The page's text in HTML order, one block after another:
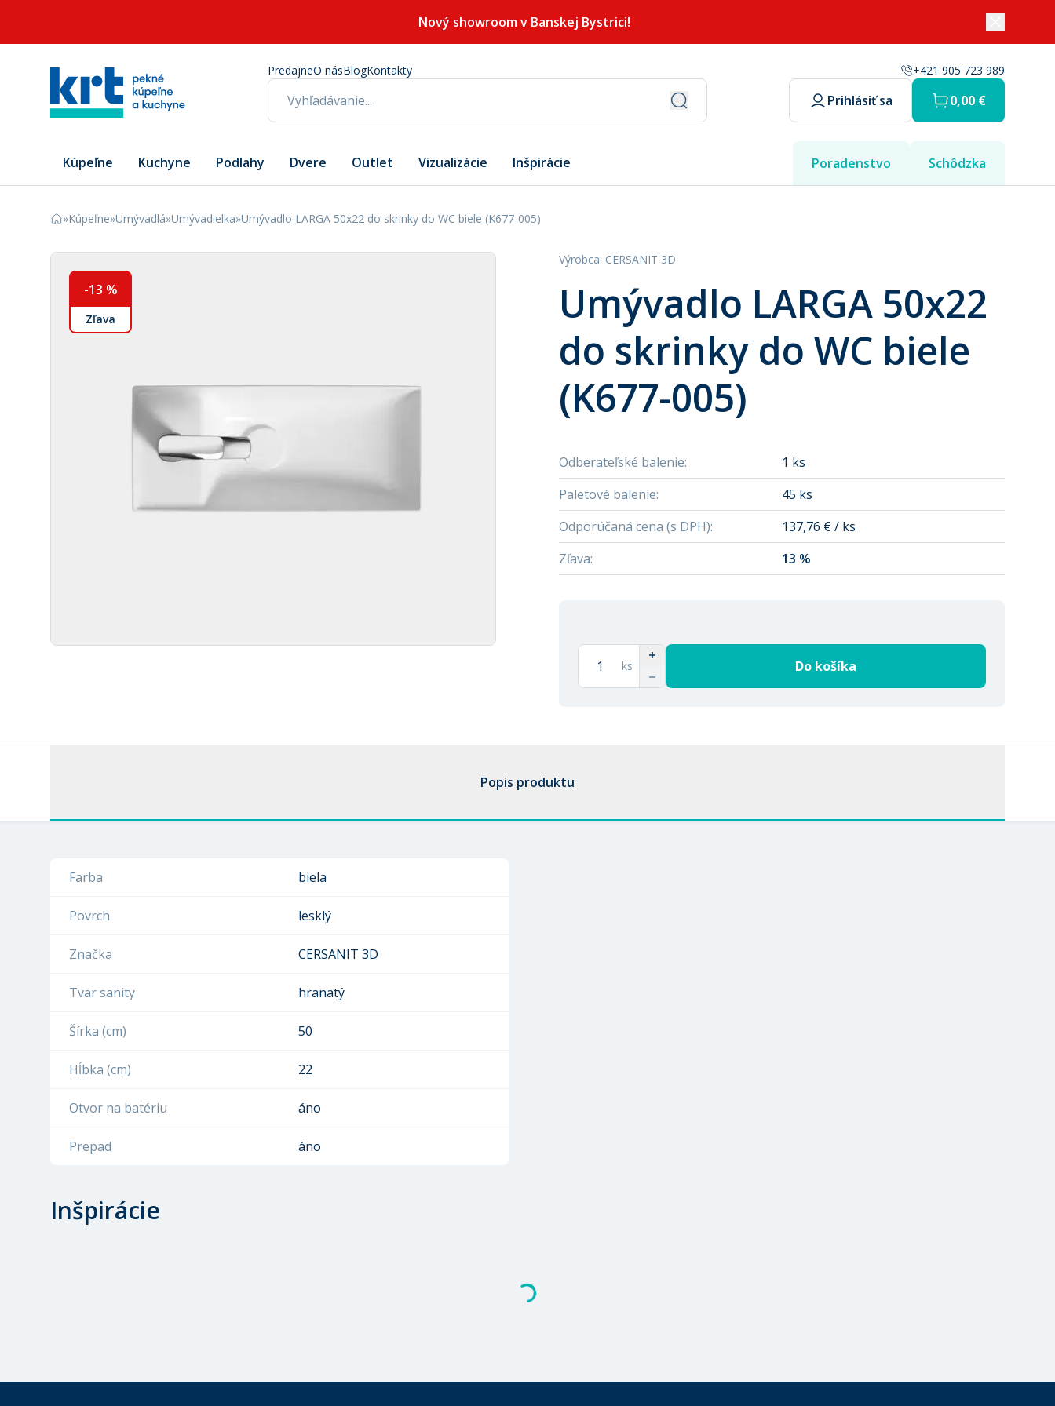
Nový showroom v Banskej Bystrici!
PredajneO násBlogKontakty +421 905 723 989
Prihlásiť sa 0,00 €
Kúpeľne Kuchyne Podlahy Dvere Outlet Vizualizácie Inšpirácie Poradenstvo Schôdzka
»Kúpeľne»Umývadlá»Umývadielka»Umývadlo LARGA 50x22 do skrinky do WC biele (K677-005)
-13 %
Zľava
Výrobca: CERSANIT 3D
Umývadlo LARGA 50x22
do skrinky do WC biele
(K677-005)
Odberateľské balenie:
1 ks
Paletové balenie:
45 ks
Odporúčaná cena (s DPH):
137,76 € / ks
Zľava: 13 %
ks Do košíka
Popis produktu
Farba biela
Povrch lesklý
Značka CERSANIT 3D
Tvar sanity hranatý
Šírka (cm) 50
Hĺbka (cm) 22
Otvor na batériu áno
Prepad áno
Inšpirácie